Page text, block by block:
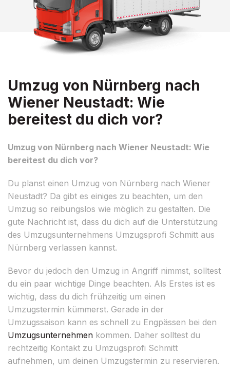
Umzug von Nürnberg nach
Wiener Neustadt: Wie
bereitest du dich vor?
Umzug von Nürnberg nach Wiener Neustadt: Wie
bereitest du dich vor?
Du planst einen Umzug von Nürnberg nach Wiener
Neustadt? Da gibt es einiges zu beachten, um den
Umzug so reibungslos wie möglich zu gestalten. Die
gute Nachricht ist, dass du dich auf die Unterstützung
des Umzugsunternehmens Umzugsprofi Schmitt aus
Nürnberg verlassen kannst.
Bevor du jedoch den Umzug in Angriff nimmst, solltest
du ein paar wichtige Dinge beachten. Als Erstes ist es
wichtig, dass du dich frühzeitig um einen
Umzugstermin kümmerst. Gerade in der
Umzugssaison kann es schnell zu Engpässen bei den
Umzugsunternehmen kommen. Daher solltest du
rechtzeitig Kontakt zu Umzugsprofi Schmitt
aufnehmen, um deinen Umzugstermin zu reservieren.